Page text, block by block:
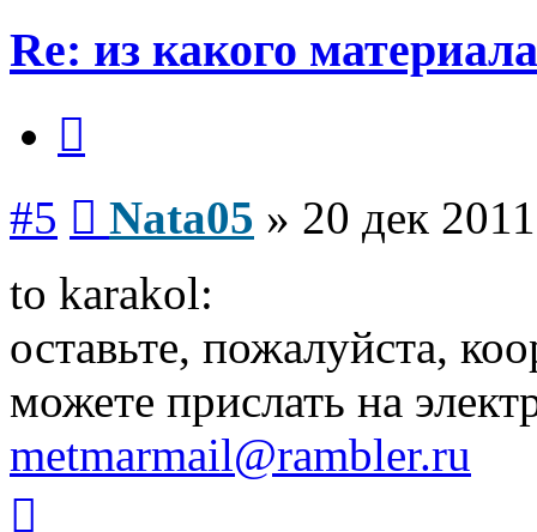
Re: из какого
#5 Nata05 » 20 дек
to karakol:
оставьте, пожалуйста,
можете прислать на
metmarmail@rambler.ru